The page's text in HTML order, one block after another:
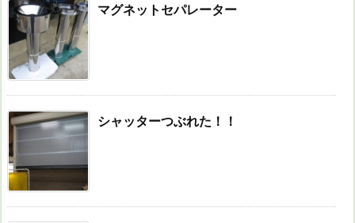
マグネットセパレーター
シャッターつぶれた！！